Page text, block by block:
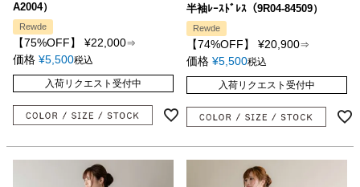
A2004）
Rewde
【75%OFF】 ¥22,000⇒
価格 ¥5,500税込
入荷リクエスト受付中
半袖ﾚｰｽﾄﾞﾚｽ（9R04-84509）
Rewde
【74%OFF】 ¥20,900⇒
価格 ¥5,500税込
入荷リクエスト受付中